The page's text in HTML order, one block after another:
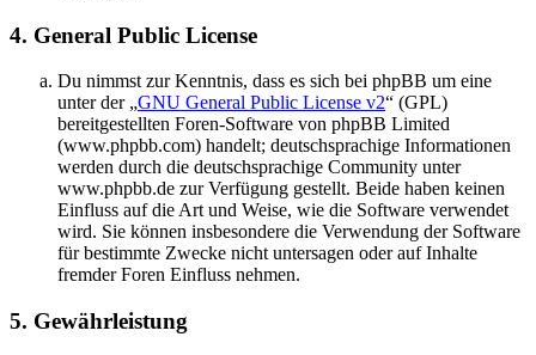
4. General Public License
Du nimmst zur Kenntnis, dass es sich bei phpBB um eine
unter der „GNU General Public License v2“ (GPL)
bereitgestellten Foren-Software von phpBB Limited
(www.phpbb.com) handelt; deutschsprachige Informationen
werden durch die deutschsprachige Community unter
www.phpbb.de zur Verfügung gestellt. Beide haben keinen
Einfluss auf die Art und Weise, wie die Software verwendet
wird. Sie können insbesondere die Verwendung der Software
für bestimmte Zwecke nicht untersagen oder auf Inhalte
fremder Foren Einfluss nehmen.
5. Gewährleistung